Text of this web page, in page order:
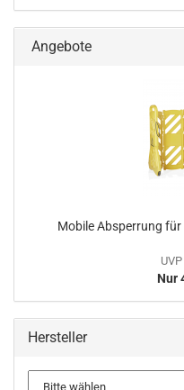
Angebote
Mobile Absperrung
Nur
Hersteller